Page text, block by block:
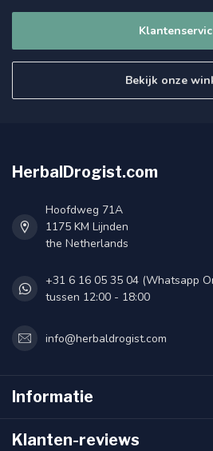
Bekijk onze
HerbalDrogist.com
Hoofdweg 71A
1175 KM Lijnden
the Netherlands
+31 6 16 05 35 04 (Whatsapp
tussen 12:00 - 18:00
info@herbaldrogist.com
Informatie
Klanten-reviews